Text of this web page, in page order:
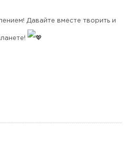
Давайте вместе творить и